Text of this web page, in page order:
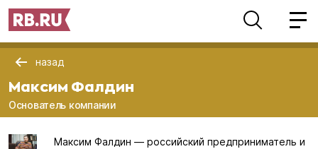
назад
Максим Фалдин
Основатель компании
Максим Фалдин — российский предприниматель и